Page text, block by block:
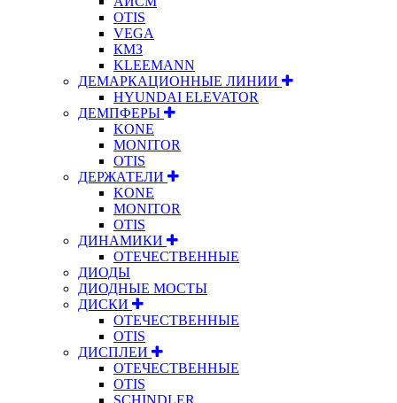
OTIS
VEGA
КМЗ
KLEEMANN
ДЕМАРКАЦИОННЫЕ ЛИНИИ
HYUNDAI ELEVATOR
ДЕМПФЕРЫ
KONE
MONITOR
OTIS
ДЕРЖАТЕЛИ
KONE
MONITOR
OTIS
ДИНАМИКИ
ОТЕЧЕСТВЕННЫЕ
ДИОДЫ
ДИОДНЫЕ МОСТЫ
ДИСКИ
ОТЕЧЕСТВЕННЫЕ
OTIS
ДИСПЛЕИ
ОТЕЧЕСТВЕННЫЕ
OTIS
SCHINDLER